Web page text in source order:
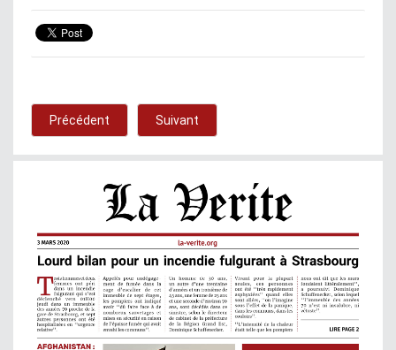
Précédent Suivant